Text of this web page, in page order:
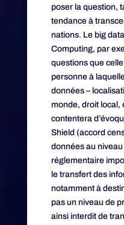
poser la question,
tendance à
nations. Le big
Computing, par
questions que
personne à
données –
monde, droit local,
contentera
Shield (accord
données au
réglementaire
le transfert des
notamment à
pas un niveau de
ainsi interdit de